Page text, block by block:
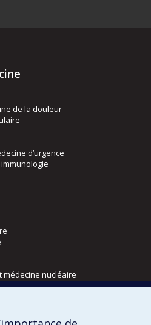
de la douleur
d’urgence
médecine nucléaire